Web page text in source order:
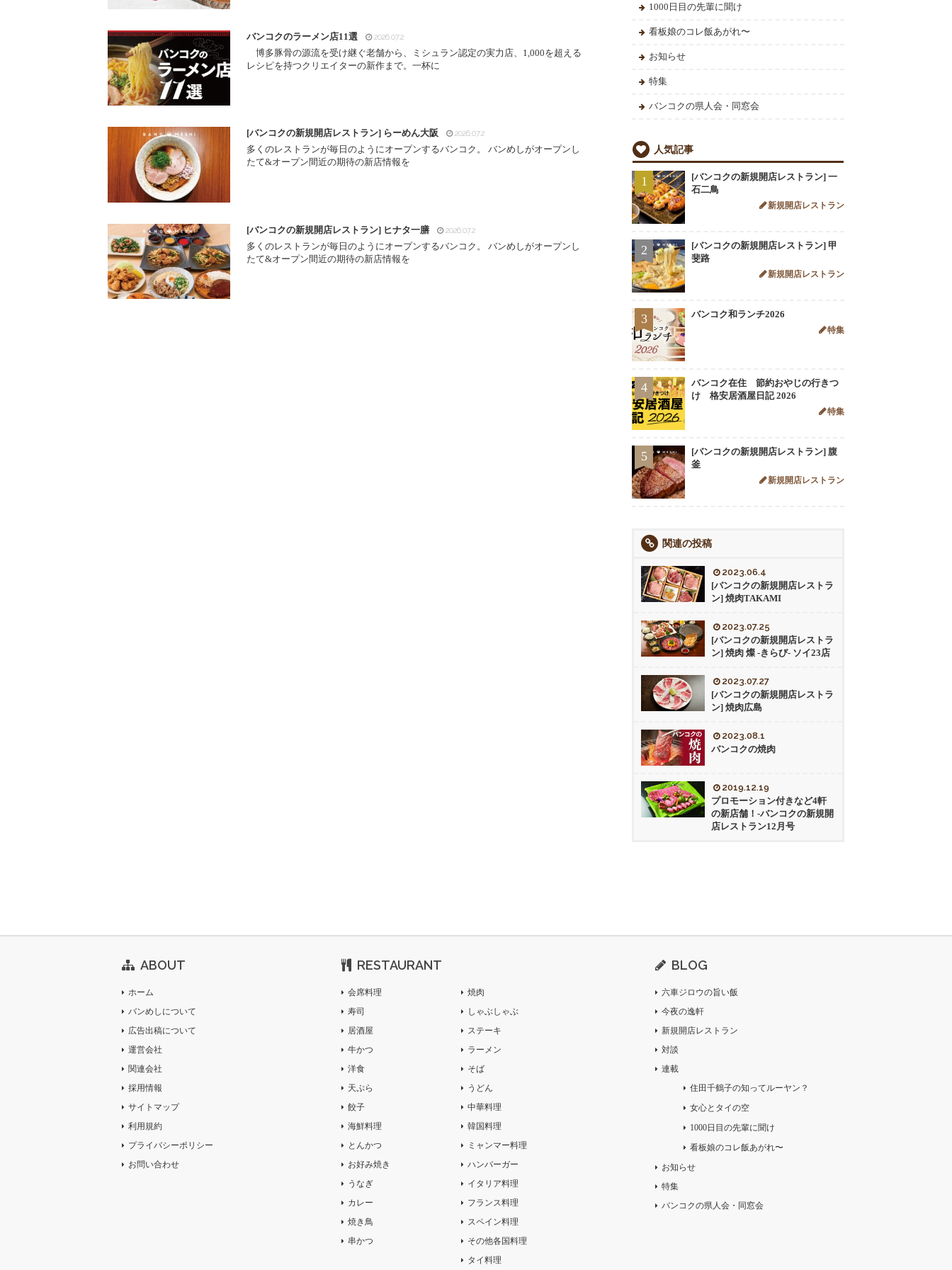
バンコクのラーメン店11選 2026.07.2
博多豚骨の源流を受け継ぐ老舗から、ミシュラン認定の実力店、1,000を超える
レシピを持つクリエイターの新作まで。一杯に
[バンコクの新規開店レストラン] らーめん大阪 2026.07.2
多くのレストランが毎日のようにオープンするバンコク。 バンめしがオープンし
たて&オープン間近の期待の新店情報を
[バンコクの新規開店レストラン] ヒナタ一膳 2026.07.2
多くのレストランが毎日のようにオープンするバンコク。 バンめしがオープンし
たて&オープン間近の期待の新店情報を
1000日目の先輩に聞け
看板娘のコレ飯あがれ〜
お知らせ
特集
バンコクの県人会・同窓会
人気記事
1
[バンコクの新規開店レストラン] 一
石二鳥
新規開店レストラン
2
[バンコクの新規開店レストラン] 甲
斐路
新規開店レストラン
3 バンコク和ランチ2026
特集
4
バンコク在住 節約おやじの行きつ
け 格安居酒屋日記 2026
特集
5
[バンコクの新規開店レストラン] 腹
釜
新規開店レストラン
関連の投稿
2023.06.4
[バンコクの新規開店レストラ
ン] 焼肉TAKAMI
2023.07.25
[バンコクの新規開店レストラ
ン] 焼肉 燦 -きらび- ソイ23店
2023.07.27
[バンコクの新規開店レストラ
ン] 焼肉広島
2023.08.1
バンコクの焼肉
2019.12.19
プロモーション付きなど4軒
の新店舗！-バンコクの新規開
店レストラン12月号
ABOUT
ホーム
バンめしについて
広告出稿について
運営会社
関連会社
採用情報
サイトマップ
利用規約
プライバシーポリシー
お問い合わせ
RESTAURANT
会席料理
寿司
居酒屋
牛かつ
洋食
天ぷら
餃子
海鮮料理
とんかつ
お好み焼き
うなぎ
カレー
焼き鳥
串かつ
焼肉
しゃぶしゃぶ
ステーキ
ラーメン
そば
うどん
中華料理
韓国料理
ミャンマー料理
ハンバーガー
イタリア料理
フランス料理
スペイン料理
その他各国料理
タイ料理
BLOG
六車ジロウの旨い飯
今夜の逸軒
新規開店レストラン
対談
連載
住田千鶴子の知ってルーヤン？
女心とタイの空
1000日目の先輩に聞け
看板娘のコレ飯あがれ〜
お知らせ
特集
バンコクの県人会・同窓会